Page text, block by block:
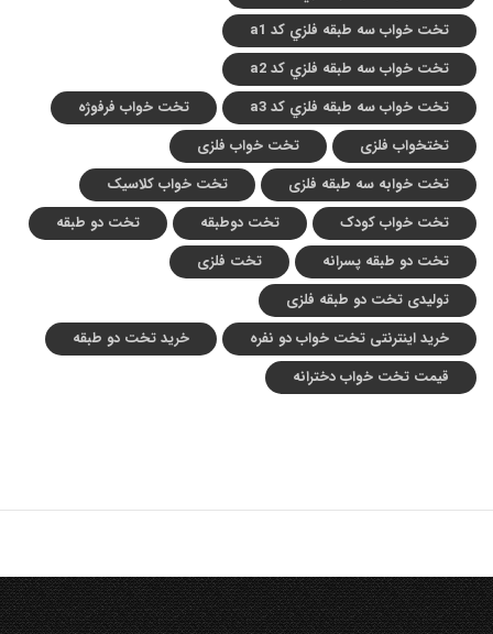
تخت خواب سه طبقه فلزي کد a1
تخت خواب سه طبقه فلزي کد a2
تخت خواب سه طبقه فلزي کد a3
تخت خواب فرفوژه
تختخواب فلزی
تخت خواب فلزی
تخت خوابه سه طبقه فلزی
تخت خواب کلاسیک
تخت خواب کودک
تخت دوطبقه
تخت دو طبقه
تخت دو طبقه پسرانه
تخت فلزی
تولیدی تخت دو طبقه فلزی
خرید اینترنتی تخت خواب دو نفره
خرید تخت دو طبقه
قیمت تخت خواب دخترانه